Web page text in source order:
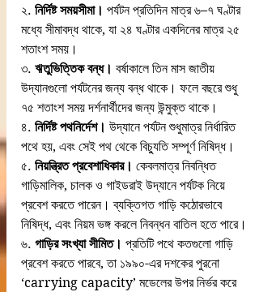
২. নির্দিষ্ট সময়সীমা। পর্যটন প্রতিদিন মাত্র ৬–৭ ঘণ্টার
মধ্যে সীমাবদ্ধ থাকে, যা ২৪ ঘণ্টার একদিনের মাত্র ২৫
শতাংশ সময়।
৩. ঋতুভিত্তিক বন্ধ। বর্ষাকালে তিন মাস জাতীয়
উদ্যানগুলো পর্যটনের জন্য বন্ধ থাকে। ফলে বছরে শুধু
৭৫ শতাংশ সময় দর্শনার্থীদের জন্য উন্মুক্ত থাকে।
৪. নির্দিষ্ট পথনির্দেশ। উদ্যানে পর্যটন শুধুমাত্র নির্ধারিত
পথে হয়, এবং সেই পথ থেকে বিচ্যুতি সম্পূর্ণ নিষিদ্ধ।
৫. নিয়ন্ত্রিত প্রবেশাধিকার। কেবলমাত্র নিবন্ধিত
গাড়িমালিক, চালক ও গাইডরাই উদ্যানে পর্যটক নিয়ে
প্রবেশ করতে পারেন। ব্যক্তিগত গাড়ি কঠোরভাবে
নিষিদ্ধ, এবং নিয়ম ভঙ্গ করলে নিবন্ধন বাতিল হতে পারে।
৬. গাড়ির সংখ্যা সীমিত। প্রতিটি পথে কতগুলো গাড়ি
প্রবেশ করতে পারবে, তা ১৯৯০-এর দশকের পুরনো
‘carrying capacity’ মডেলের উপর নির্ভর করে